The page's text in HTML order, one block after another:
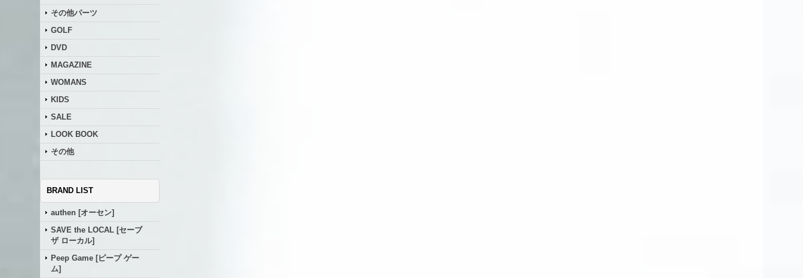
その他パーツ
GOLF
DVD
MAGAZINE
WOMANS
KIDS
SALE
LOOK BOOK
その他
BRAND LIST
authen [オーセン]
SAVE the LOCAL [セーブ
ザ ローカル]
Peep Game [ピープ ゲー
ム]